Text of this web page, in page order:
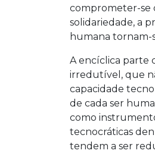
comprometer-se
solidariedade, a
humana tornam-
A encíclica parte
irredutível, que
capacidade
de cada ser
como
tecnocráticas
tendem a ser